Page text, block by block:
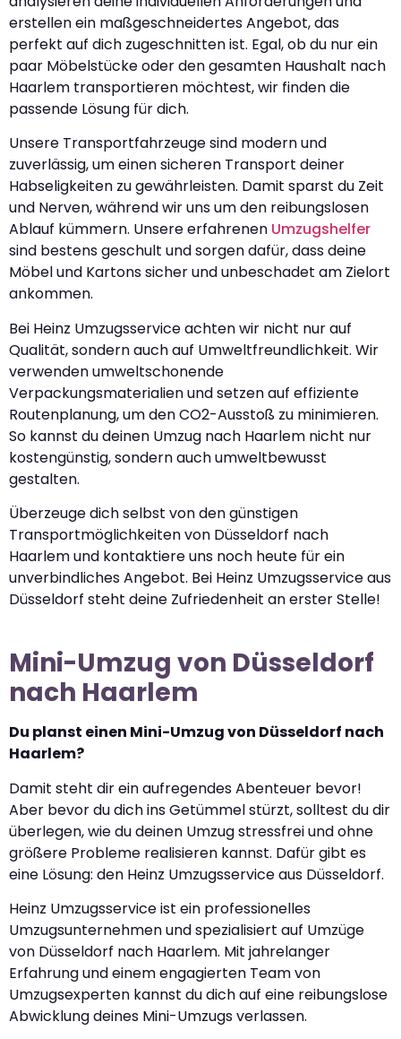
erstellen ein maßgeschneidertes Angebot, das
perfekt auf dich zugeschnitten ist. Egal, ob du nur ein
paar Möbelstücke oder den gesamten Haushalt nach
Haarlem transportieren möchtest, wir finden die
passende Lösung für dich.
Unsere Transportfahrzeuge sind modern und
zuverlässig, um einen sicheren Transport deiner
Habseligkeiten zu gewährleisten. Damit sparst du Zeit
und Nerven, während wir uns um den reibungslosen
Ablauf kümmern. Unsere erfahrenen Umzugshelfer
sind bestens geschult und sorgen dafür, dass deine
Möbel und Kartons sicher und unbeschadet am Zielort
ankommen.
Bei Heinz Umzugsservice achten wir nicht nur auf
Qualität, sondern auch auf Umweltfreundlichkeit. Wir
verwenden umweltschonende
Verpackungsmaterialien und setzen auf effiziente
Routenplanung, um den CO2-Ausstoß zu minimieren.
So kannst du deinen Umzug nach Haarlem nicht nur
kostengünstig, sondern auch umweltbewusst
gestalten.
Überzeuge dich selbst von den günstigen
Transportmöglichkeiten von Düsseldorf nach
Haarlem und kontaktiere uns noch heute für ein
unverbindliches Angebot. Bei Heinz Umzugsservice aus
Düsseldorf steht deine Zufriedenheit an erster Stelle!
Mini-Umzug von Düsseldorf
nach Haarlem
Du planst einen Mini-Umzug von Düsseldorf nach
Haarlem?
Damit steht dir ein aufregendes Abenteuer bevor!
Aber bevor du dich ins Getümmel stürzt, solltest du dir
überlegen, wie du deinen Umzug stressfrei und ohne
größere Probleme realisieren kannst. Dafür gibt es
eine Lösung: den Heinz Umzugsservice aus Düsseldorf.
Heinz Umzugsservice ist ein professionelles
Umzugsunternehmen und spezialisiert auf Umzüge
von Düsseldorf nach Haarlem. Mit jahrelanger
Erfahrung und einem engagierten Team von
Umzugsexperten kannst du dich auf eine reibungslose
Abwicklung deines Mini-Umzugs verlassen.